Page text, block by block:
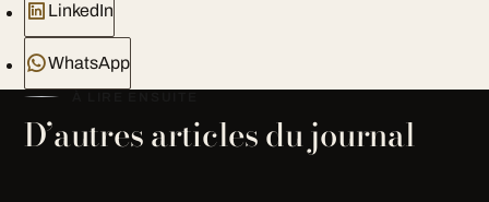
LinkedIn
WhatsApp
D’autres articles du journal